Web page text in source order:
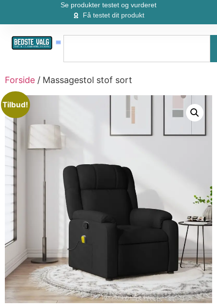
Se produkter testet og vurderet
Få testet dit produkt
Forside / Massagestol stof sort
Tilbud!